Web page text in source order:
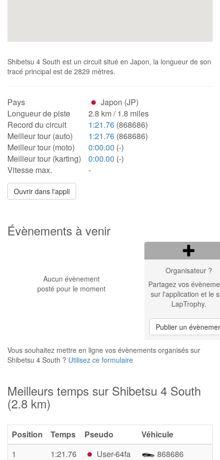
Shibetsu 4 South est un circuit situé en Japon, la longueur de son
tracé principal est de 2829 mètres.
Pays
Japon (JP)
Longueur de piste
2.8 km / 1.8 miles
Record du circuit
1:21.76 (868686)
Meilleur tour (auto)
1:21.76 (868686)
Meilleur tour (moto)
0:00.00 (-)
Meilleur tour (karting)
0:00.00 (-)
Vitesse max.
-
Ouvrir dans l'appli
Évènements à venir
Aucun évènement
posté pour le moment
Organisateur ?
Partagez vos
sur l'application et le
LapTrophy.
Publier un
Vous souhaitez mettre en ligne vos évènements organisés sur
Shibetsu 4 South ? Utilisez ce formulaire
Meilleurs temps sur Shibetsu 4 South
(2.8 km)
Position Temps Pseudo
Véhicule
1
1:21.76 User-64fa
868686